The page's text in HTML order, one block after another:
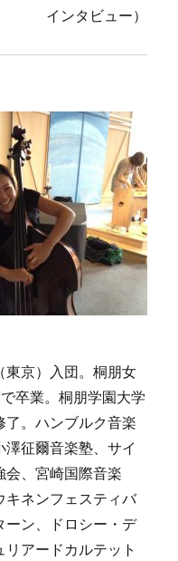
インタビュー）
東京）入団。桐朋女
卒業。桐朋学園大学
了。ハンブルク音楽
征爾音楽塾、サイ
会、宮崎国際音楽
キネンフェスティバ
ーン、ドロシー・デ
アードカルテット